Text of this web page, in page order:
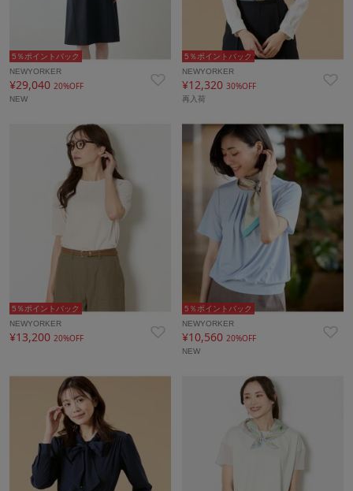
5％ポイントバック
NEWYORKER
¥29,040 20%OFF
NEW
5％ポイントバック
NEWYORKER
¥12,320 30%OFF
再入荷
5％ポイントバック
NEWYORKER
¥13,200 20%OFF
5％ポイントバック
NEWYORKER
¥10,56020%OFF
NEW